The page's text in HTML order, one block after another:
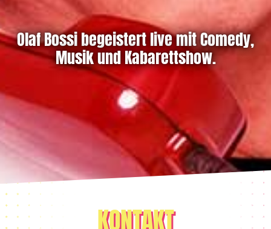
Olaf Bossi begeistert live mit Comedy,
Musik und Kabarettshow.
KONTAKT